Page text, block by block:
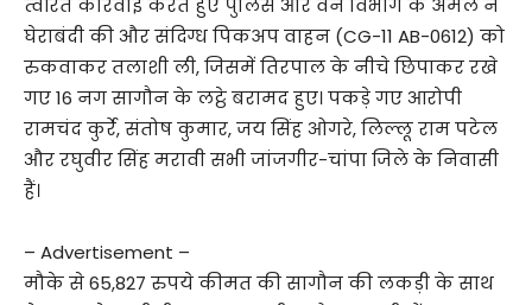
त्वरित कार्रवाई करते हुए पुलिस और वन विभाग के अमले ने
घेराबंदी की और संदिग्ध पिकअप वाहन (CG-11 AB-0612) को
रुकवाकर तलाशी ली, जिसमें तिरपाल के नीचे छिपाकर रखे
गए 16 नग सागौन के लट्ठे बरामद हुए। पकड़े गए आरोपी
रामचंद कुर्रे, संतोष कुमार, जय सिंह ओगरे, लिल्लू राम पटेल
और रघुवीर सिंह मरावी सभी जांजगीर-चांपा जिले के निवासी
हैं।
– Advertisement –
मौके से 65,827 रुपये कीमत की सागौन की लकड़ी के साथ